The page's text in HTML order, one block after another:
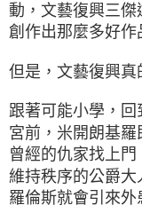
動，文藝復興三
創作出那麼多好作
但是，文藝復興真
跟著可能小學，
宮前，米開朗基
曾經的仇家找上門
維持秩序的公爵
羅倫斯就會引來